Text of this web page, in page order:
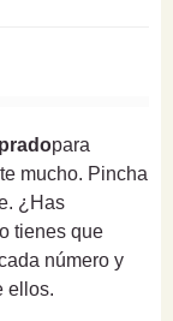
para
mucho. Pincha
¿Has
tienes que
número y
ellos.